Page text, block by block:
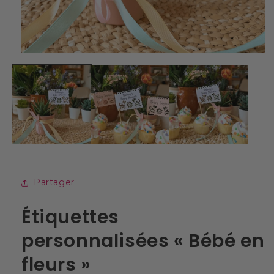
le
média
1
dans
une
fenêtre
modale
Partager
Étiquettes
personnalisées « Bébé en
fleurs »